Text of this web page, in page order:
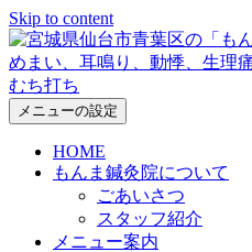
Skip to content
メニューの設定
HOME
もんま鍼灸院について
ごあいさつ
スタッフ紹介
メニュー案内